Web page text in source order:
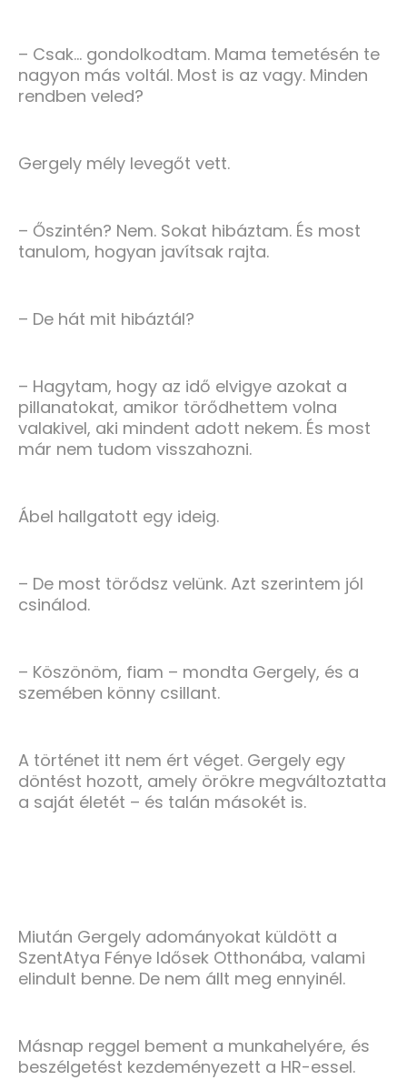
– Csak… gondolkodtam. Mama temetésén te
nagyon más voltál. Most is az vagy. Minden
rendben veled?
Gergely mély levegőt vett.
– Őszintén? Nem. Sokat hibáztam. És most
tanulom, hogyan javítsak rajta.
– De hát mit hibáztál?
– Hagytam, hogy az idő elvigye azokat a
pillanatokat, amikor törődhettem volna
valakivel, aki mindent adott nekem. És most
már nem tudom visszahozni.
Ábel hallgatott egy ideig.
– De most törődsz velünk. Azt szerintem jól
csinálod.
– Köszönöm, fiam – mondta Gergely, és a
szemében könny csillant.
A történet itt nem ért véget. Gergely egy
döntést hozott, amely örökre megváltoztatta
a saját életét – és talán másokét is.
Miután Gergely adományokat küldött a
SzentAtya Fénye Idősek Otthonába, valami
elindult benne. De nem állt meg ennyinél.
Másnap reggel bement a munkahelyére, és
beszélgetést kezdeményezett a HR-essel.